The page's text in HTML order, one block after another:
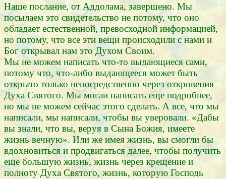
Наше послание, от Аддолама, завершено. Мы
посылаем это свидетельство не потому, что оно
обладает естественной, превосходной информацией,
но потому, что все эти вещи происходили с нами и
Бог открывал нам это Духом Своим.
Мы не можем написать что-то выдающиеся сами,
потому что, что-либо выдающееся может быть
открыто только непосредственно через откровения
Духа Святого. Мы могли написать еще подробнее,
но мы не можем сейчас этого сделать. А все, что мы
написали, мы написали, чтобы вы уверовали. «Дабы
вы знали, что вы, веруя в Сына Божия, имеете
жизнь вечную». Или же имея жизнь, вы смогли бы
вдохновиться и продвигаться далее, чтобы получить
еще большую жизнь, жизнь через крещение и
полноту Духа Святого, жизнь, которую Господь